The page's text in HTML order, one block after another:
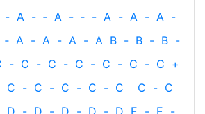
- A - ‐ A - ‐ - A - A - A -
‐ A - A - A - A B - B - B -
- C - C - C - C - C - C +
C - C - C - C - C C - C